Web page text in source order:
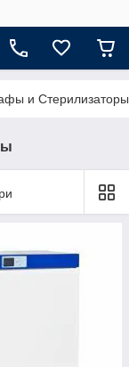
и Стерилизаторы